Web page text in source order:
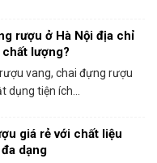
rượu ở Hà Nội địa chỉ
lượng?
vang, chai đựng rượu
dụng tiện ích...
giá rẻ với chất liệu
dạng